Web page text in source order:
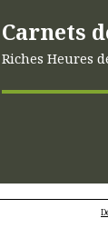
Carnets
Riches Heures